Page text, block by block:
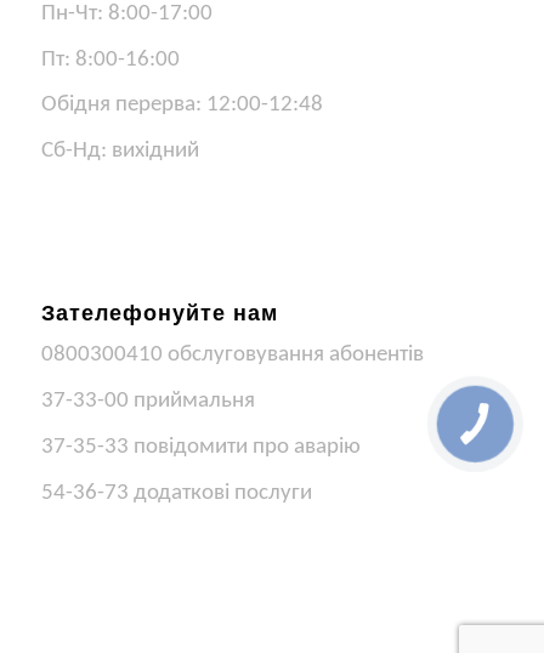
Пн-Чт: 8:00-17:00
Пт: 8:00-16:00
Обідня перерва: 12:00-12:48
Сб-Нд: вихідний
Зателефонуйте нам
0800300410 обслуговування абонентів
37-33-00 приймальня
37-35-33 повідомити про аварію
54-36-73 додаткові послуги